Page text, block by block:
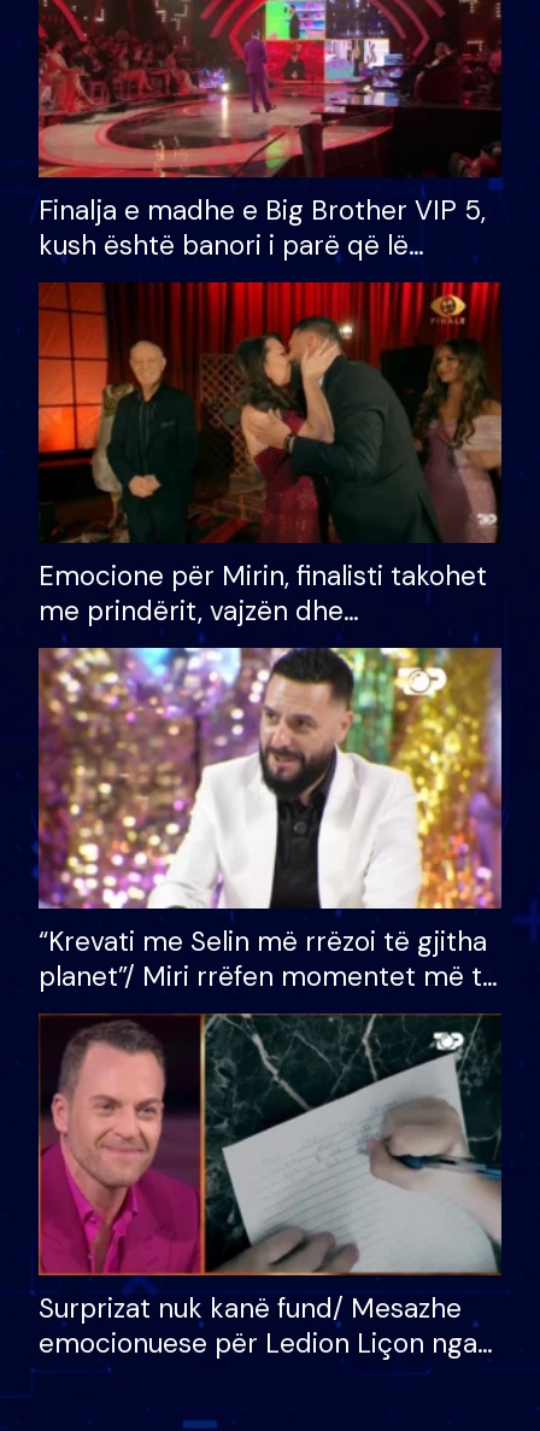
Finalja e madhe e Big Brother VIP 5,
kush është banori i parë që lë
shtëpinë dhe humb mundësinë për
të fituar çmimin e madh
Emocione për Mirin, finalisti takohet
me prindërit, vajzën dhe
bashkëshorten: S’kemi ndonjë letër
divorci apo jo?
“Krevati me Selin më rrëzoi të gjitha
planet”/ Miri rrëfen momentet më të
bukura në shtëpinë e BB VIP: Do më
mungojë zilja e mëngjesit kur…
Surprizat nuk kanë fund/ Mesazhe
emocionuese për Ledion Liçon nga
nëna dhe fëmijët e tij, moderatori
nuk i mban dot lotët: Nuk meritoj…